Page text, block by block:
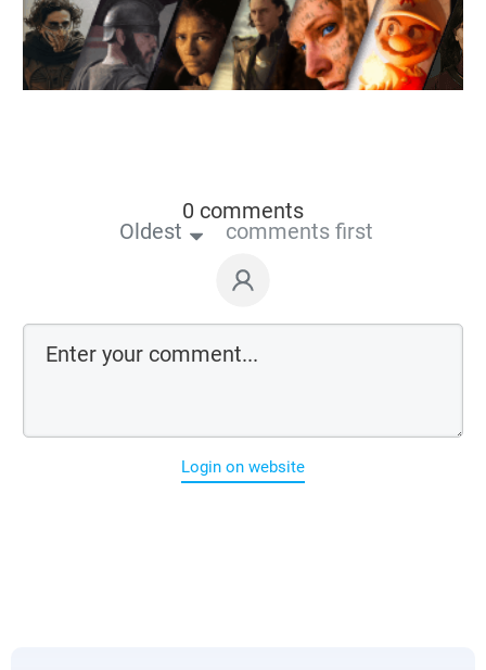
0 comments
Oldest comments first
Login on website